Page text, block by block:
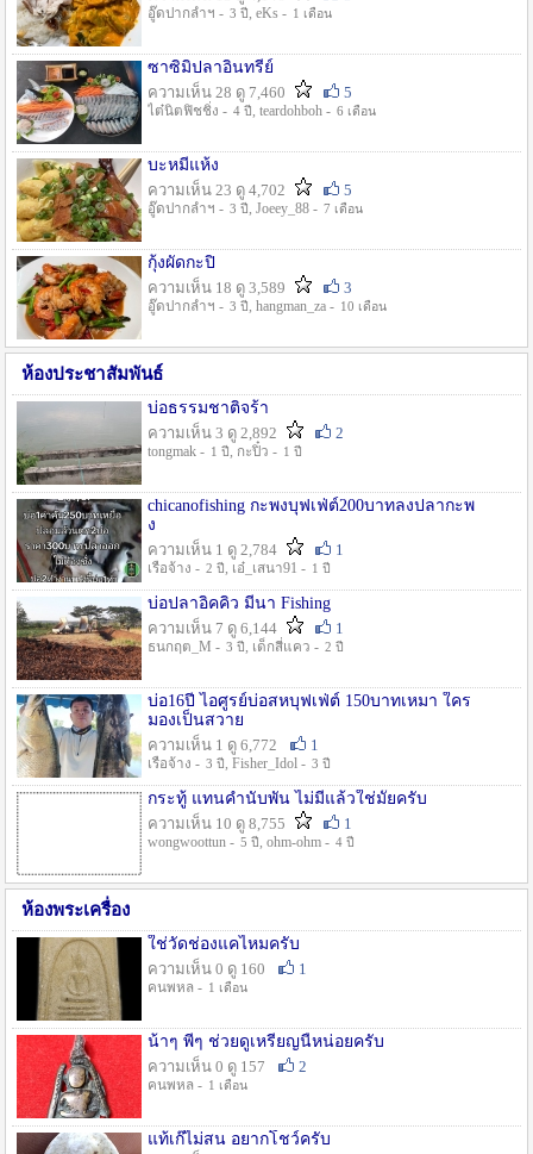
อู๊ดปากลำฯ - 3 ปี , eKs - 1 เดือน
ซาซิมิปลาอินทรีย์
ความเห็น 28 ดู 7,460
5
ไต๋นิตฟิชชิ่ง - 4 ปี , teardohboh - 6 เดือน
บะหมี่แห้ง
ความเห็น 23 ดู 4,702
5
อู๊ดปากลำฯ - 3 ปี , Joeey_88 - 7 เดือน
กุ้งผัดกะปิ
ความเห็น 18 ดู 3,589
3
อู๊ดปากลำฯ - 3 ปี , hangman_za - 10 เดือน
ห้องประชาสัมพันธ์
บ่อธรรมชาติจร้า
ความเห็น 3 ดู 2,892
2
tongmak - 1 ปี , กะปิ๋ว - 1 ปี
chicanofishing กะพงบุฟเฟ่ต์200บาทลงปลากะพ
ง
ความเห็น 1 ดู 2,784
1
เรือจ้าง - 2 ปี , เอ๋_เสนา91 - 1 ปี
บ่อปลาอิคคิว มีนา Fishing
ความเห็น 7 ดู 6,144
1
ธนกฤต_M - 3 ปี , เด็กสี่แคว - 2 ปี
บ่อ16ปี ไอศูรย์บ่อสหบุฟเฟ่ต์ 150บาทเหมา ใคร
มองเป็นสวาย
ความเห็น 1 ดู 6,772
1
เรือจ้าง - 3 ปี , Fisher_Idol - 3 ปี
กระทู้ แทนคำนับพัน ไม่มีแล้วใช่มั๊ยครับ
ความเห็น 10 ดู 8,755
1
wongwoottun - 5 ปี , ohm-ohm - 4 ปี
ห้องพระเครื่อง
ใช่วัดช่องแคไหมครับ
ความเห็น 0 ดู 160
1
คนพหล - 1 เดือน
น้าๆ พี่ๆ ช่วยดูเหรียญนี้หน่อยครับ
ความเห็น 0 ดู 157
2
คนพหล - 1 เดือน
แท้เก๊ไม่สน อยากโชว์ครับ